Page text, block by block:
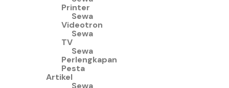
Printer
Sewa
Videotron
Sewa
TV
Sewa
Perlengkapan
Pesta
Artikel
Sewa